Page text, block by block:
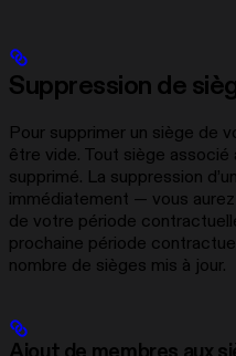
Suppression de
Pour supprimer un siège de
être vide. Tout siège
supprimé. La suppression
immédiatement — vous
de votre période
prochaine période
nombre de sièges mis à jour.